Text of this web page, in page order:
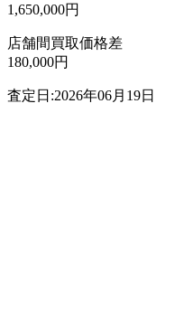
1,650,000円
店舗間買取価格差
180,000円
査定日:2026年06月19日